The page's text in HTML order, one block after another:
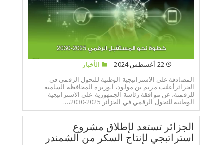
22 أغسطس 2024
الأخبار
المصادقة على الاستراتيجية الوطنية للتحول الرقمي في
الجزائرأعلنت مريم بن مولود، الوزيرة المحافظة السامية
للرقمنة، عن موافقة رئاسة الجمهورية على الاستراتيجية
الوطنية للتحول الرقمي في الجزائر 2025-2030،...
الجزائر تستعد لإطلاق مشروع
استراتيجي لإنتاج السكر من الشمندر